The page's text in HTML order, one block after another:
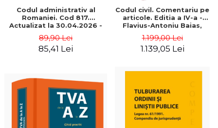
Codul administrativ al
Romaniei. Cod 817.
Actualizat la 30.04.2026 -
Apostol Tofan
89,90 Lei
85,41 Lei
Codul civil. Comentariu pe
articole. Editia a IV-a -
Flavius-Antoniu Baias,
Constantinovici, Ioan
Macovei
1.199,00 Lei
1.139,05 Lei